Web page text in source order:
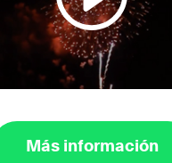
Más información